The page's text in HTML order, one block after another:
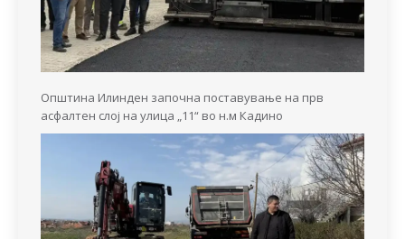
Општина Илинден започна поставување на прв
асфалтен слој на улица „11“ во н.м Кадино